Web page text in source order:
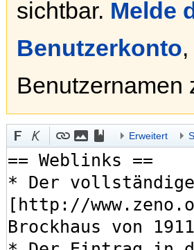
sichtbar. Melde
Benutzerkonto
Benutzernamen
Erweitert